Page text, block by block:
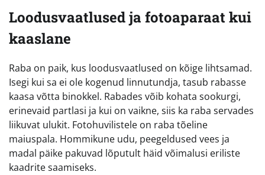
Loodusvaatlused ja fotoaparaat kui
kaaslane
Raba on paik, kus loodusvaatlused on kõige lihtsamad.
Isegi kui sa ei ole kogenud linnutundja, tasub rabasse
kaasa võtta binokkel. Rabades võib kohata sookurgi,
erinevaid partlasi ja kui on vaikne, siis ka raba servades
liikuvat ulukit. Fotohuvilistele on raba tõeline
maiuspala. Hommikune udu, peegeldused vees ja
madal päike pakuvad lõputult häid võimalusi eriliste
kaadrite saamiseks.